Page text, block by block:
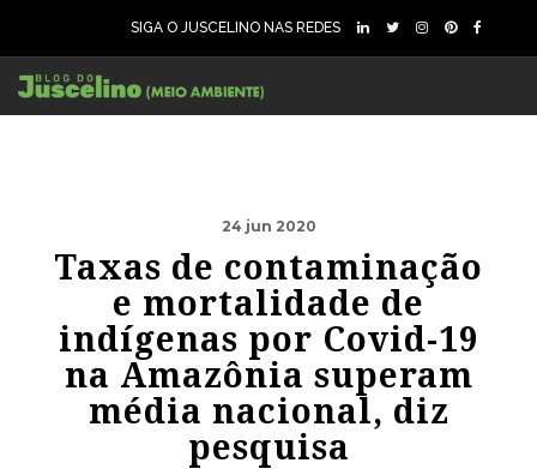
SIGA O JUSCELINO NAS REDES
24 jun 2020
Taxas de contaminação
e mortalidade de
indígenas por Covid-19
na Amazônia superam
média nacional, diz
pesquisa